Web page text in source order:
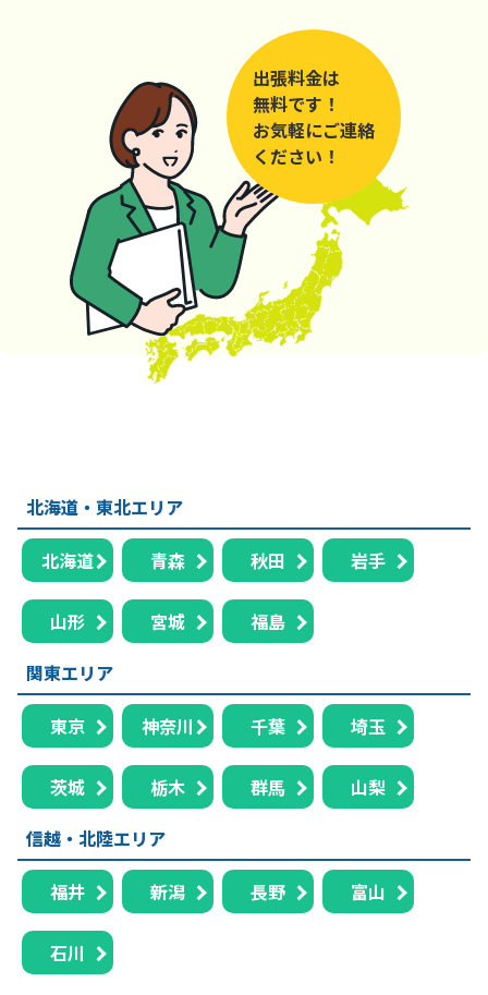
出張料金は
無料です！
お気軽にご連絡
ください！
北海道・東北エリア
北海道 青森 秋田 岩手
山形 宮城
福島
関東エリア
東京 神奈川 千葉 埼玉
茨城 栃木 群馬
山梨
信越・北陸エリア
福井 新潟 長野 富山
石川